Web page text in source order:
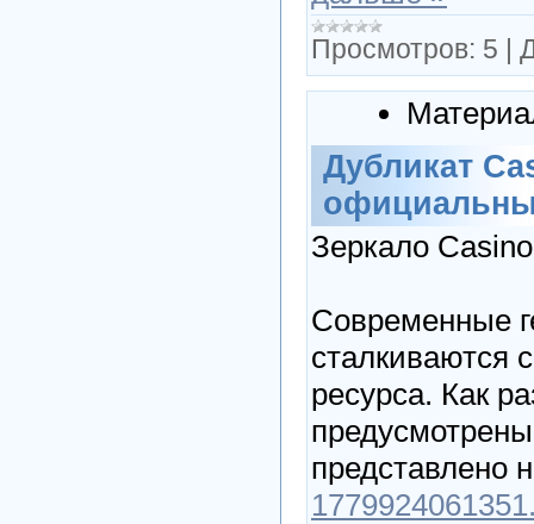
Просмотров: 5 |
Дубликат
Зеркало
Современные
сталкиваются
ресурса. Как
представлено